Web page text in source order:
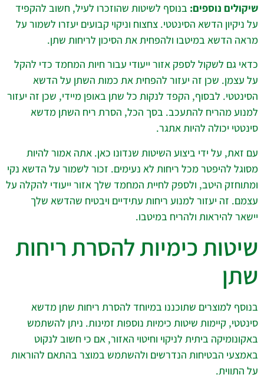
שיקולים נוספים: בנוסף לשיטות שהוזכרו לעיל, חשוב להקפיד
על ניקיון הדשא הסינטטי. צחצוח וניקוי קבועים יעזרו לשמור על
מראה הדשא במיטבו ולהפחית את הסיכון לריחות שתן.
כדאי גם לשקול לספק אזור ייעודי עבור חיות המחמד כדי להקל
על עצמן. שכן זה יעזור להפחית את כמות השתן על הדשא
הסינטטי. לבסוף, הקפד לנקות כל שתן באופן מיידי, שכן זה יעזור
למנוע מהריח להתעכב. בסך הכל, הסרת ריח השתן מדשא
סינטטי יכולה להיות אתגר.
עם זאת, על ידי ביצוע השיטות שנדונו כאן. אתה אמור להיות
מסוגל להיפטר מכל ריחות לא נעימים. זכור לשמור על הדשא נקי
ומתוחזק היטב, ולספק לחיית המחמד שלך אזור ייעודי להקלה על
עצמם. זה יעזור למנוע ריחות עתידיים ויבטיח שהדשא שלך
יישאר להיראות ולהריח במיטבו.
שיטות כימיות להסרת ריחות
שתן
בנוסף למוצרים שתוכננו במיוחד להסרת ריחות שתן מדשא
סינטטי, קיימות שיטות כימיות נוספות זמינות. ניתן להשתמש
באקונומיקה ביתית לניקוי וחיטוי האזור, אם כי חשוב לנקוט
באמצעי הבטיחות הנדרשים ולהשתמש במוצר בהתאם להוראות
על התווית.